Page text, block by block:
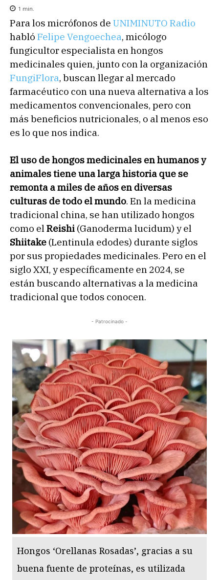
1 min.
Para los micrófonos de UNIMINUTO Radio
habló Felipe Vengoechea, micólogo
fungicultor especialista en hongos
medicinales quien, junto con la organización
FungiFlora, buscan llegar al mercado
farmacéutico con una nueva alternativa a los
medicamentos convencionales, pero con
más beneficios nutricionales, o al menos eso
es lo que nos indica.
El uso de hongos medicinales en humanos y
animales tiene una larga historia que se
remonta a miles de años en diversas
culturas de todo el mundo. En la medicina
tradicional china, se han utilizado hongos
como el Reishi (Ganoderma lucidum) y el
Shiitake (Lentinula edodes) durante siglos
por sus propiedades medicinales. Pero en el
siglo XXI, y específicamente en 2024, se
están buscando alternativas a la medicina
tradicional que todos conocen.
- Patrocinado -
Hongos ‘Orellanas Rosadas’, gracias a su
buena fuente de proteínas, es utilizada